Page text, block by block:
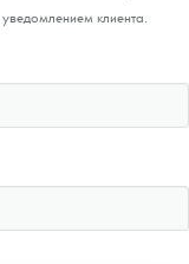
клиента.